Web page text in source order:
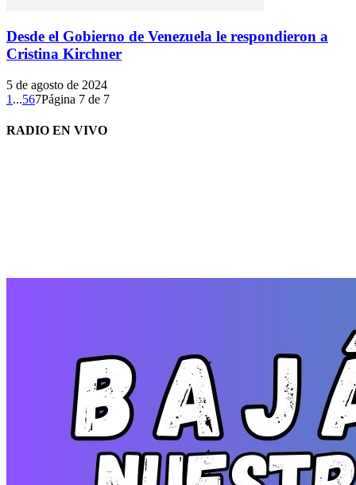
Desde el Gobierno de Venezuela le respondieron a
Cristina Kirchner
5 de agosto de 2024
1 ...567Página 7 de 7
RADIO EN VIVO